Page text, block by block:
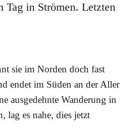
Tag in Strömen. Letzten
sie im Norden doch fast
endet im Süden an der Aller
ausgedehnte Wanderung in
lag es nahe, dies jetzt